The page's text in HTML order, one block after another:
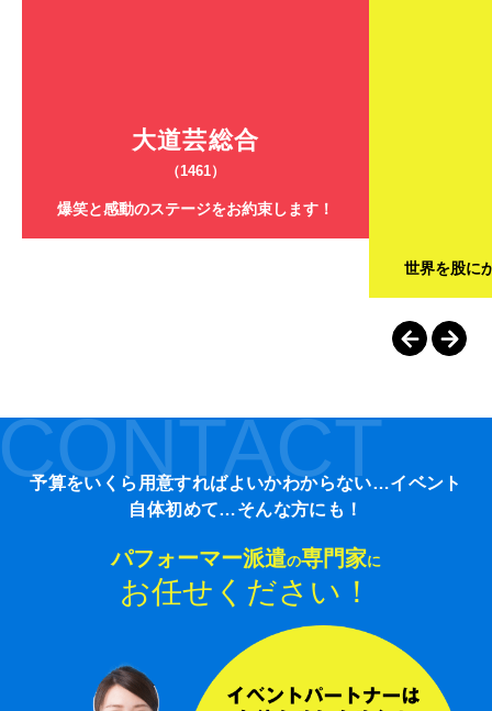
大道芸総合
（1461）
爆笑と感動のステージをお約束します！
世界を股に
予算をいくら用意すればよいかわからない…イベント
自体初めて…そんな方にも！
パフォーマー派遣の専門家に
お任せください！